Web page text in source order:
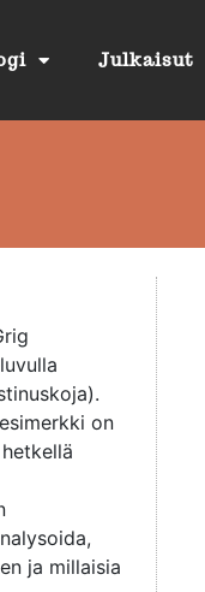
Julkaisut
on
ja millaisia